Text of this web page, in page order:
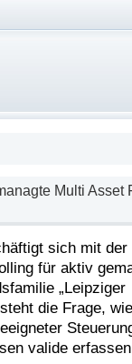
Multi
sich mit
für aktiv
„Leipziger
die Frage,
valide